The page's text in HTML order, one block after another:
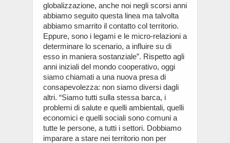
globalizzazione, anche noi negli scorsi anni
abbiamo seguito questa linea ma talvolta
abbiamo smarrito il contatto col territorio.
Eppure, sono i legami e le micro-relazioni a
determinare lo scenario, a influire su di
esso in maniera sostanziale”. Rispetto agli
anni iniziali del mondo cooperativo, oggi
siamo chiamati a una nuova presa di
consapevolezza: non siamo diversi dagli
altri. “Siamo tutti sulla stessa barca, i
problemi di salute e quelli ambientali, quelli
economici e quelli sociali sono comuni a
tutte le persone, a tutti i settori. Dobbiamo
imparare a stare nei territorio non per